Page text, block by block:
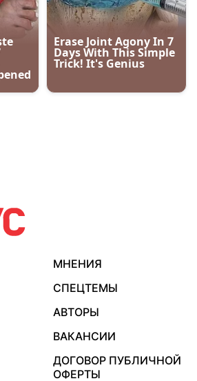
МНЕНИЯ
СПЕЦТЕМЫ
АВТОРЫ
ВАКАНСИИ
ДОГОВОР ПУБЛИЧНОЙ
ОФЕРТЫ